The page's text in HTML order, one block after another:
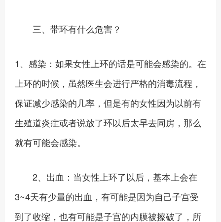
三、带环有什么危害？
1、感染：如果女性上环的话是可能会感染的。在
上环的时候，虽然医生会进行严格的消毒流程，
保证减少感染的几率，但是有的女性因为以前有
生殖道炎症或者说放了环以后太早去同房，那么
就有可能会感染。
2、出血：当女性上环了以后，基本上会在
3~4天有少量的出血，有可能是因为自己子宫受
到了收缩，也有可能是子宫的内膜被擦破了，所